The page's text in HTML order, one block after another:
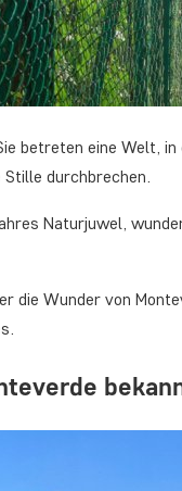
betreten eine Welt,
durchbrechen.
Naturjuwel,
die Wunder von